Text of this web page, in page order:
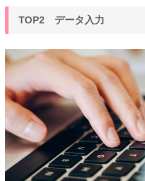
TOP2 データ入力